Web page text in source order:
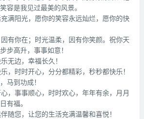
容是我见过最美的风景。
满阳光，愿你的笑容永远灿烂，愿你的快
有你在；时光温柔，因有你笑颜。祝你天
步高升，事事如意！
无边，幸福长久！
，时时开心，分分都精彩，秒秒都快乐！
马到功成！
，事事顺心，时时欢心，年年有余，月月
有福。
随您，让您的生活充满温馨和喜悦！